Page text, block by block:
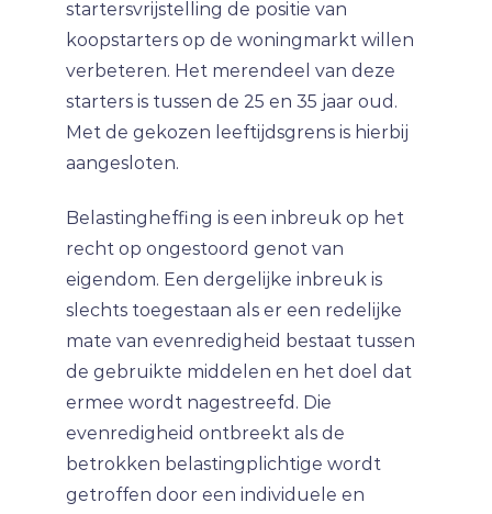
startersvrijstelling de positie van
koopstarters op de woningmarkt willen
verbeteren. Het merendeel van deze
starters is tussen de 25 en 35 jaar oud.
Met de gekozen leeftijdsgrens is hierbij
aangesloten.
Belastingheffing is een inbreuk op het
recht op ongestoord genot van
eigendom. Een dergelijke inbreuk is
slechts toegestaan als er een redelijke
mate van evenredigheid bestaat tussen
de gebruikte middelen en het doel dat
ermee wordt nagestreefd. Die
evenredigheid ontbreekt als de
betrokken belastingplichtige wordt
getroffen door een individuele en